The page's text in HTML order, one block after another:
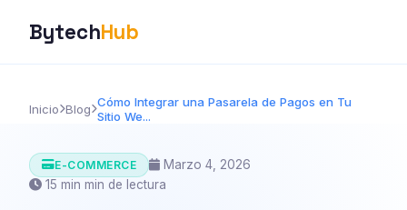
BytechHub
Inicio Blog Cómo Integrar una Pasarela de Pagos en Tu
Sitio We...
E-COMMERCE
Marzo 4, 2026
15 min min de lectura